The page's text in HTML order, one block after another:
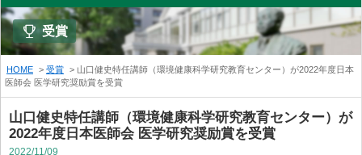
受賞
HOME 受賞
山口健史特任講師（環境健康科学研究教育センター）が2022年度日本
医師会 医学研究奨励賞を受賞
山口健史特任講師（環境健康科学研究教育センター）が
2022年度日本医師会 医学研究奨励賞を受賞
2022/11/09